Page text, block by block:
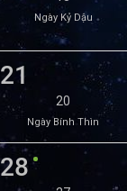
Ngày Kỷ Dậu
21
20
Ngày Bính Thìn
28